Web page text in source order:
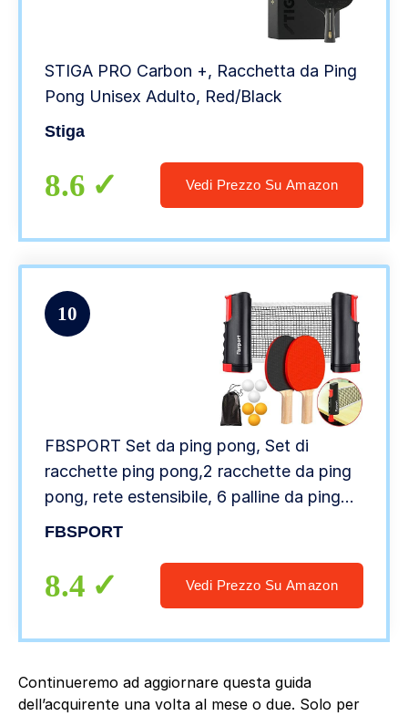
STIGA PRO Carbon +, Racchetta da Ping
Pong Unisex Adulto, Red/Black
Stiga
8.6 Vedi Prezzo Su Amazon
10
FBSPORT Set da ping pong, Set di
racchette ping pong,2 racchette da ping
pong, rete estensibile, 6 palline da ping
pong, 1 borsa in rete, per principianti,
FBSPORT
8.4 Vedi Prezzo Su Amazon
Continueremo ad aggiornare questa guida
dell’acquirente una volta al mese o due. Solo per